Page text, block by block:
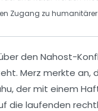
Zugang zu humanitärer
den Nahost-
Merz merkte an,
der mit einem
die laufenden